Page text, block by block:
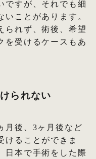
ですが、それでも細
ことがあります。
られず、術後、希望
を受けるケースもあ
られない
月後、3ヶ月後など
けることができま
日本で手術をした際